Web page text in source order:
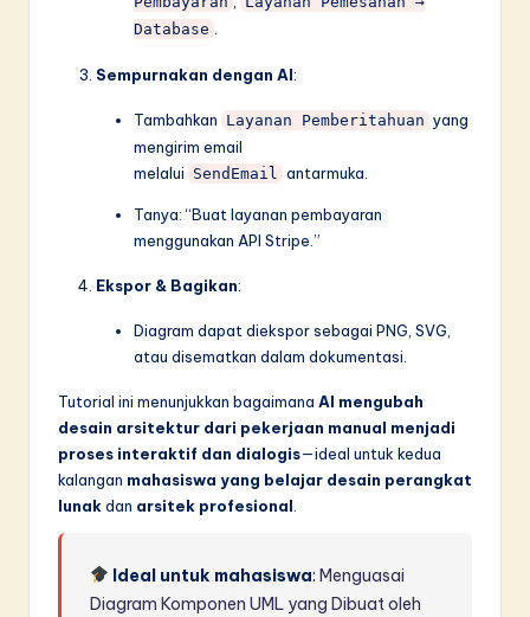
Database
Sempurnakan dengan AI:
Tambahkan Layanan Pemberitahuan yang
mengirim email
melalui SendEmail antarmuka.
Tanya: “Buat layanan pembayaran
menggunakan API Stripe.”
Ekspor & Bagikan:
Diagram dapat diekspor sebagai PNG, SVG,
atau disematkan dalam dokumentasi.
Tutorial ini menunjukkan bagaimana AI mengubah
desain arsitektur dari pekerjaan manual menjadi
proses interaktif dan dialogis—ideal untuk kedua
kalangan mahasiswa yang belajar desain perangkat
lunakdan arsitek profesional
Ideal untuk mahasiswa:Menguasai
Diagram Komponen UML yang Dibuat oleh